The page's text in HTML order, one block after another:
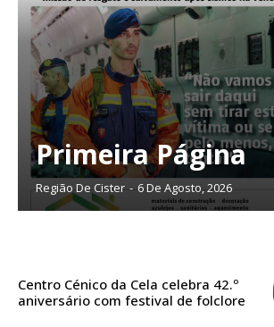
Planos de
Faça-se assinante do Região de Cister e ajude-nos a
Sendo assinante terá acesso a todos os conteúdos
digitais.
Escolha o plano de assinatura
Primeira Página
Região De Cister - 6 De Agosto, 2026
Centro Cénico da Cela celebra 42.º
aniversário com festival de folclore